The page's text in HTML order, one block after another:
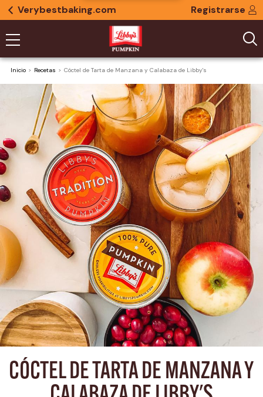
Verybestbaking.com Registrarse
Inicio Recetas Cóctel de Tarta de Manzana y Calabaza de Libby's
CÓCTEL DE TARTA DE MANZANA Y